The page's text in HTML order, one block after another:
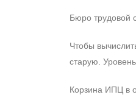
Бюро трудовой
Чтобы
старую.
Корзина ИПЦ в